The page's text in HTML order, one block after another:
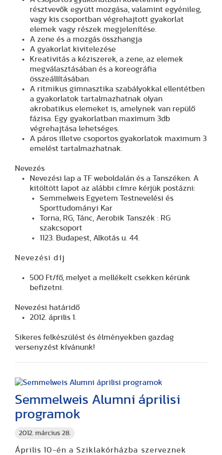
résztvevők együtt mozgása, valamint egyénileg,
vagy kis csoportban végrehajtott gyakorlat
elemek vagy részek megjelenítése.
A zene és a mozgás összhangja
A gyakorlat kivitelezése
Kreativitás a kéziszerek, a zene, az elemek
megválasztásában és a koreográfia
összeállításában.
A ritmikus gimnasztika szabályokkal ellentétben
a gyakorlatok tartalmazhatnak olyan
akrobatikus elemeket is, amelynek van repülő
fázisa. Egy gyakorlatban maximum 3db
végrehajtása lehetséges.
A páros illetve csoportos gyakorlatok maximum 3
emelést tartalmazhatnak.
Nevezés
Nevezési lap a TF weboldalán és a Tanszéken. A
kitöltött lapot az alábbi címre kérjük postázni:
Semmelweis Egyetem Testnevelési és
Sporttudományi Kar
Torna, RG, Tánc, Aerobik Tanszék : RG
szakcsoport
1123. Budapest, Alkotás u. 44.
Nevezési díj
500 Ft/fő, melyet a mellékelt csekken kérünk
befizetni.
Nevezési határidő
2012. április 1.
Sikeres felkészülést és élményekben gazdag
versenyzést kívánunk!
2012. március 28.
Semmelweis Alumni áprilisi
programok
Április 10-én a Sziklakórházba szerveznek